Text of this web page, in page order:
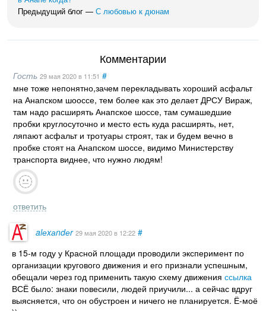
Предыдущий блог — С любовью к дюнам
Комментарии
Гость 29 мая 2020в 11:51 #
мне тоже непонятно,зачем перекладывать хороший асфальт
на Анапском шооссе, тем более как это делает ДРСУ Вираж,
там надо расширять Анапское шоссе, там сумашедшие
пробки круглосуточно и место есть куда расширять, нет,
ляпают асфальт и тротуары строят, так и будем вечно в
пробке стоят на Анапском шоссе, видимо Министерству
транспорта виднее, что нужно людям!
ответить
alеxаndеr 29 мая 2020в 12:22 #
в 15-м году у Красной площади проводили эксперимент по
организации кругового движения и его признали успешным,
обещали через год применить такую схему движения ссылка
ВСЁ было: знаки повесили, людей приучили... а сейчас вдруг
выясняется, что он обустроен и ничего не планируется. Ё-моё